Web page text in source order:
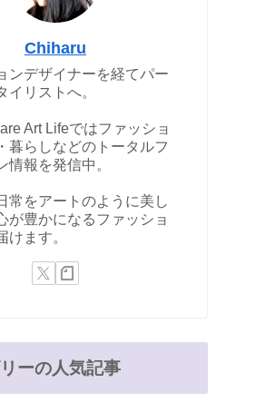
Chiharu
ンデザイナーを経てパー
イリストへ。
Art Lifeではファッショ
暮らしなどのトータルフ
情報を発信中。
常をアートのように美し
が豊かになるファッショ
けます。
ーの人気記事